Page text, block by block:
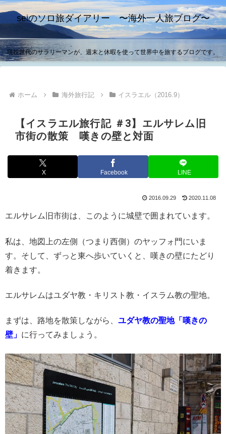
seiのソロ旅ダイアリー 〜海外一人旅ブログ〜
現役世代のサラリーマンが、週末と休暇を使って世界中を旅するブログです。
ホーム 海外旅行記 イスラエル（2016.9）
【イスラエル旅行記 ＃3】エルサレム旧
市街の散策 嘆きの壁と対面
X Facebook LINE
2016.09.29 2020.11.08
エルサレム旧市街は、このように城壁で囲まれています。
私は、地図上の左側（つまり西側）のヤッフォ門にいま
す。そして、ずっと東へ歩いていくと、嘆きの壁にたどり
着きます。
エルサレムはユダヤ教・キリスト教・イスラム教の聖地。
まずは、路地を散策しながら、 ユダヤ教の聖地「嘆きの
壁」 に行ってみましょう。